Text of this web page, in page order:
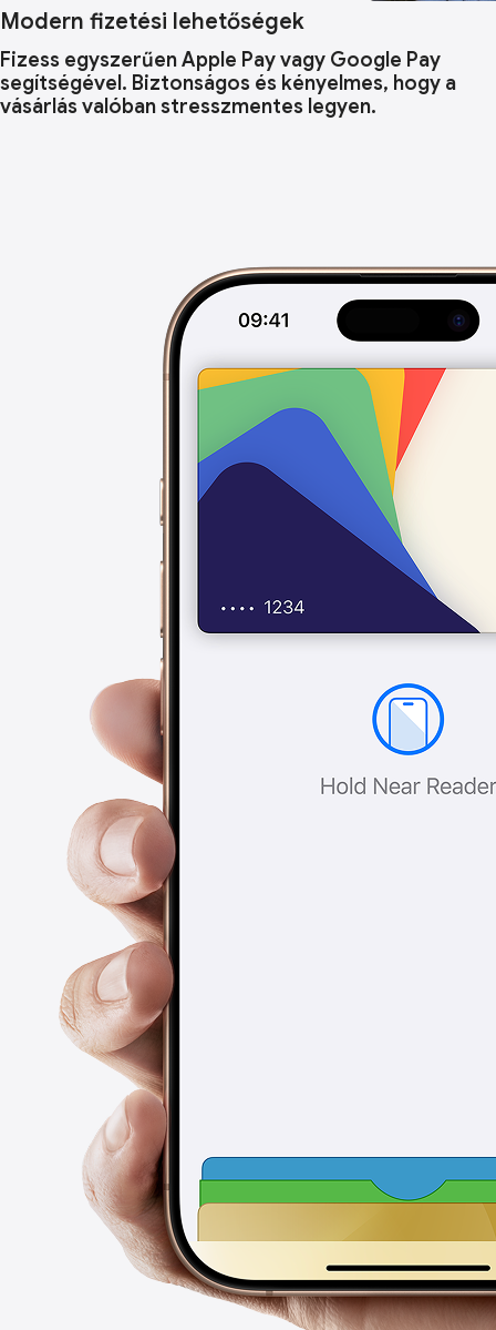
Modern fizetési lehetőségek
Fizess egyszerűen Apple Pay vagy Google Pay
segítségével. Biztonságos és kényelmes, hogy a
vásárlás valóban stresszmentes legyen.